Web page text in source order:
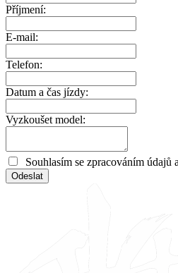
Příjmení:
E-mail:
Telefon:
Datum a čas jízdy:
Vyzkoušet model:
Souhlasím se zpracováním údajů
Odeslat